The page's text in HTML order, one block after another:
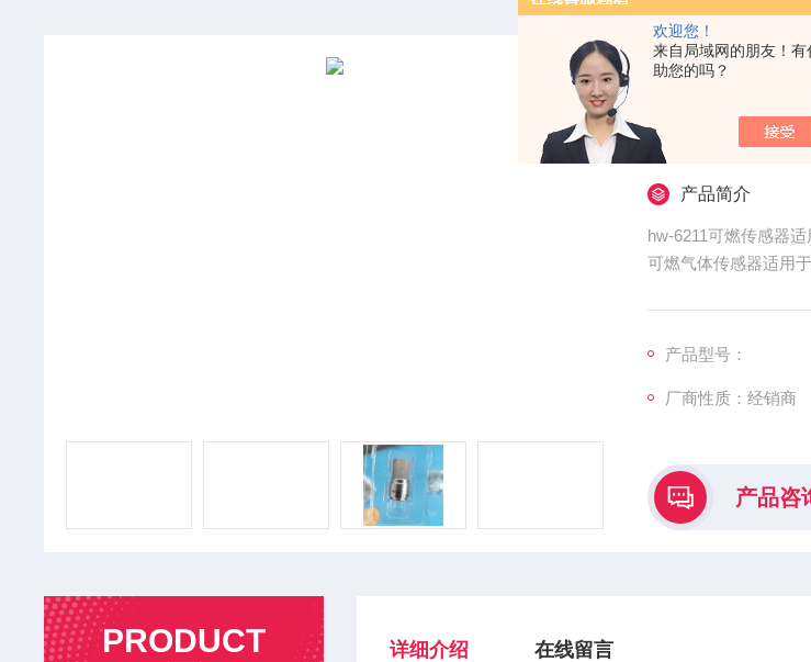
欢迎您！
来自局域网的朋友！有
助您的吗？
hw-6211可
产品简介
hw-6211可燃传感器
可燃气体传感器适用
产品型号：
厂商性质：经销商
产品咨
PRODUCT 详细介绍 在线留言